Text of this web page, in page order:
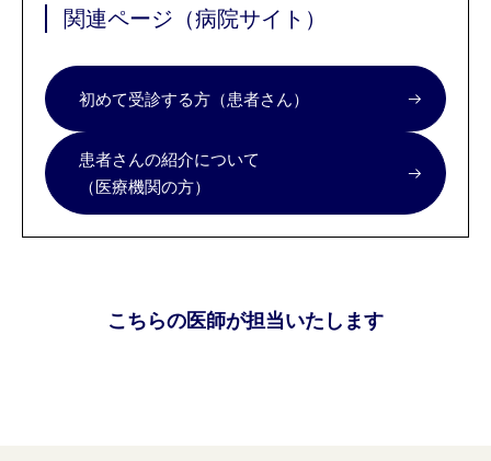
関連ページ（病院サイト）
初めて受診する方（患者さん）
患者さんの紹介について
（医療機関の方）
こちらの医師が担当いたします